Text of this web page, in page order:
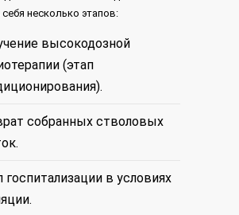
несколько этапов:
высокодозной
(этап
собранных стволовых
госпитализации в условиях